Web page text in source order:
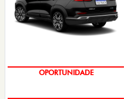
OPORTUNIDADE